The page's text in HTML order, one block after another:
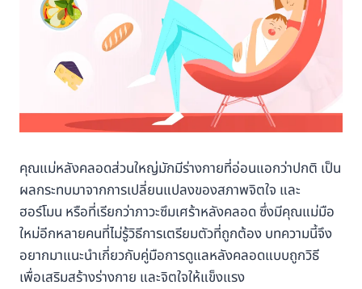
คุณแม่หลังคลอดส่วนใหญ่มักมีร่างกายที่อ่อนแอกว่าปกติ เป็น
ผลกระทบมาจากการเปลี่ยนแปลงของสภาพจิตใจ และ
ฮอร์โมน หรือที่เรียกว่าภาวะซึมเศร้าหลังคลอด ซึ่งมีคุณแม่มือ
ใหม่อีกหลายคนที่ไม่รู้วิธีการเตรียมตัวที่ถูกต้อง บทความนี้จึง
อยากมาแนะนำเกี่ยวกับคู่มือการดูแลหลังคลอดแบบถูกวิธี
เพื่อเสริมสร้างร่างกาย และจิตใจให้แข็งแรง